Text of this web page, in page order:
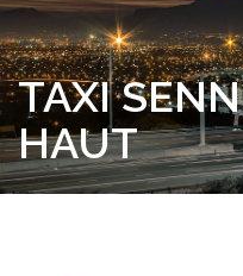
TAXI
HAUT